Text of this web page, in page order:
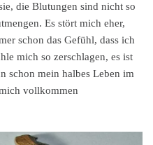
die Blutungen sind nicht so
Es stört mich eher,
schon das Gefühl, dass ich
mich so zerschlagen, es ist
schon mein halbes Leben im
vollkommen